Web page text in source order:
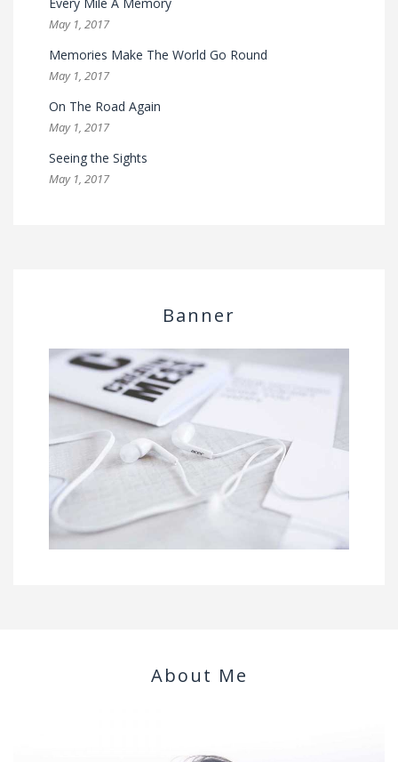
Every Mile A Memory
May 1, 2017
Memories Make The World Go Round
May 1, 2017
On The Road Again
May 1, 2017
Seeing the Sights
May 1, 2017
Banner
About Me